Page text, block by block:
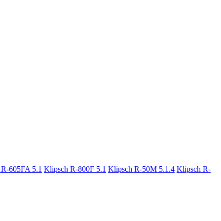
605FA 5.1 Klipsch R-800F 5.1 Klipsch R-50M 5.1.4 Klipsch R-